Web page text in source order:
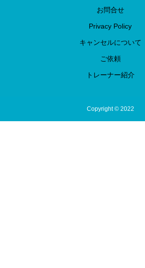
お問合せ
Privacy Policy
キャンセルについて
ご依頼
トレーナー紹介
Copyright © 2022